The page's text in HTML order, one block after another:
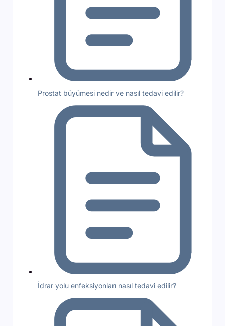
Prostat büyümesi nedir ve nasıl tedavi edilir?
İdrar yolu enfeksiyonları nasıl tedavi edilir?